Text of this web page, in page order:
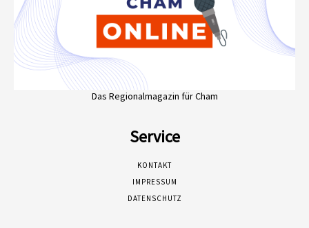
Das Regionalmagazin für Cham
Service
KONTAKT
IMPRESSUM
DATENSCHUTZ